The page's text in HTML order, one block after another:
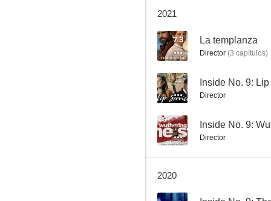
Inside No. 9: How Do You Plead?
2021
7.3 La templanza
Director (3 capítulos)
-- Inside No. 9:
Director
-- Inside No. 9:
Director
2020